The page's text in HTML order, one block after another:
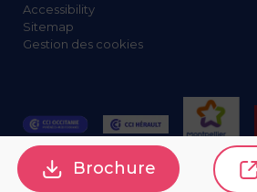
Accessibility
Sitemap
Gestion des cookies
Brochure